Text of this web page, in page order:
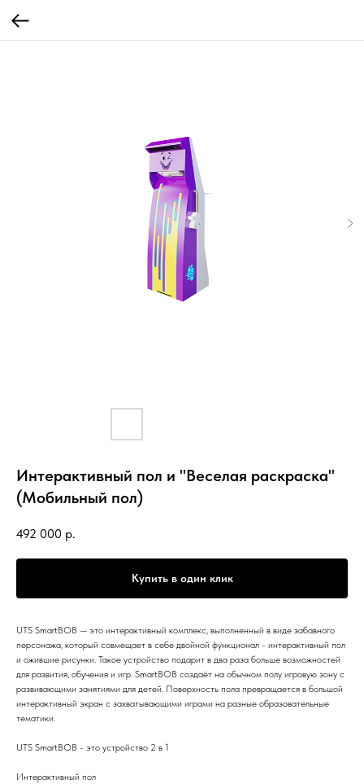
Интерактивный пол и "Веселая раскраска"
(Мобильный пол)
492 000 р.
Купить в один клик
UTS SmartBOB — это интерактивный комплекс, выполненный в виде забавного
персонажа, который совмещает в себе двойной функционал - интерактивный пол
и ожившие рисунки. Такое устройство подарит в два раза больше возможностей
для развития, обучения и игр. SmartBOB создаёт на обычном полу игровую зону с
развивающими занятиями для детей. Поверхность пола превращается в большой
интерактивный экран с захватывающими играми на разные образовательные
тематики.
UTS SmartBOB - это устройство 2 в 1
Интерактивный пол